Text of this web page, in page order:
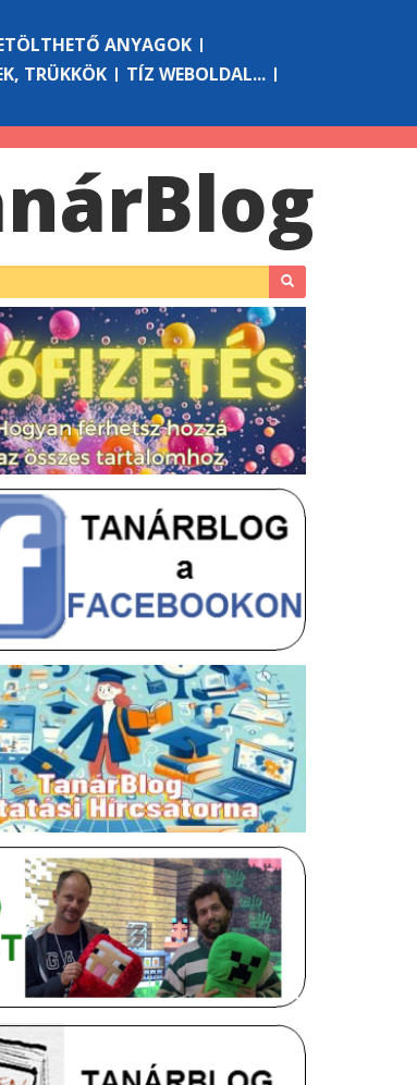
ANYAGOK
TRÜKKÖK
TÍZ WEBOLDAL...
Blog